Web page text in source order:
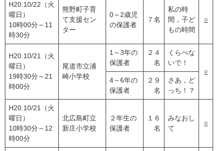
H20.10/22（火
曜日）
10時00分～11
時30分
熊野町子育
て支援セン
ター
0～2歳児
の保護者
７名
私の時
間，子ど
もの時間
○
H20.10/21（火
曜日）
19時30分～21
時00分
尾道市立浦
崎小学校
1～3年の
保護者
２４
名
くらべな
いで！
○
4～6年の
保護者
２９
名
さあ，ど
っち！？
H20.10/21（火
曜日）
10時30分～12
時00分
北広島町立
新庄小学校
２年生の
保護者
１６
名
みなおし
て
○